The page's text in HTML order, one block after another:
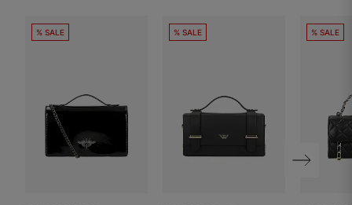
% SALE % SALE % SALE